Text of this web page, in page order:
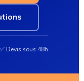
✅ Devis sous 48h